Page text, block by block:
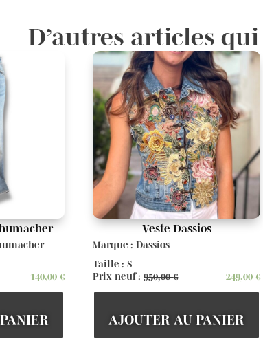
D’autres articles
140,00 €
Veste Dassios
Marque : Dassios
Taille : S
Prix neuf :950,00€ 249,00€
AJOUTER AU PANIER